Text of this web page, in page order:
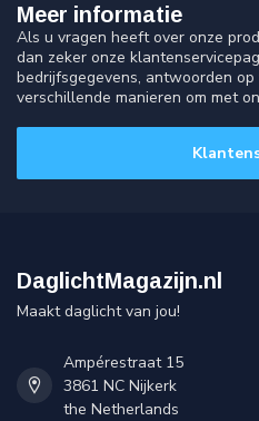
Meer informatie
Als u vragen heeft over onze
dan zeker onze
bedrijfsgegevens, antwoorden
verschillende manieren om met
DaglichtMagazijn.nl
Maakt daglicht van jou!
Ampérestraat 15
3861 NC Nijkerk
the Netherlands